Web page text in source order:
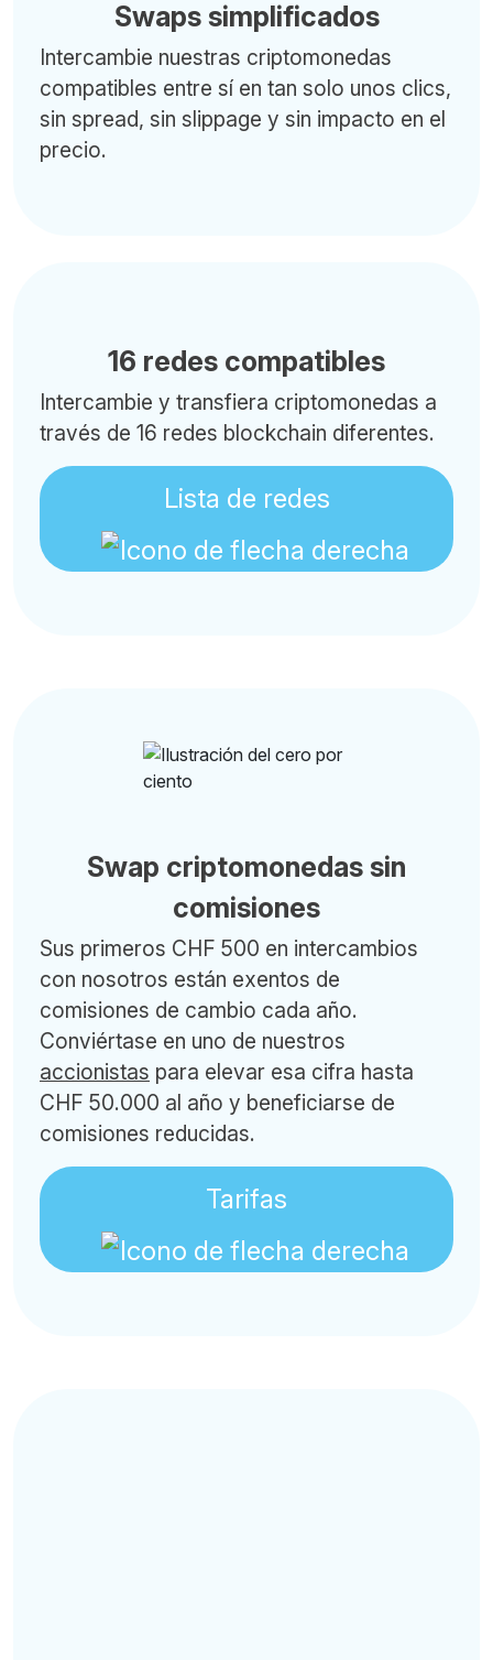
Swaps simplificados
Intercambie nuestras criptomonedas
compatibles entre sí en tan solo unos clics,
sin spread, sin slippage y sin impacto en el
precio.
16 redes compatibles
Intercambie y transfiera criptomonedas a
través de 16 redes blockchain diferentes.
Lista de redes
Swap criptomonedas sin
comisiones
Sus primeros CHF 500 en intercambios
con nosotros están exentos de
comisiones de cambio cada año.
Conviértase en uno de nuestros
accionistas para elevar esa cifra hasta
CHF 50.000 al año y beneficiarse de
comisiones reducidas.
Tarifas